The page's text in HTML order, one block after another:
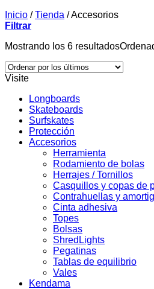
Inicio / Tienda /Accesorios
Filtrar
Mostrando los 6 resultados
Visite
Longboards
Skateboards
Surfskates
Protección
Accesorios
Herramienta
Rodamiento de bolas
Herrajes / Tornillos
Casquillos y copas de
Contrahuellas y
Cinta adhesiva
Topes
Bolsas
ShredLights
Pegatinas
Tablas de equilibrio
Vales
Kendama